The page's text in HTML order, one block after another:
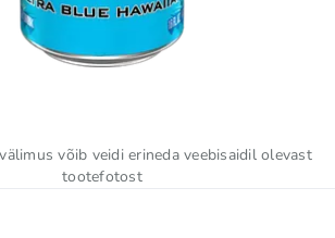
võib veidi erineda veebisaidil olevast
tootefotost